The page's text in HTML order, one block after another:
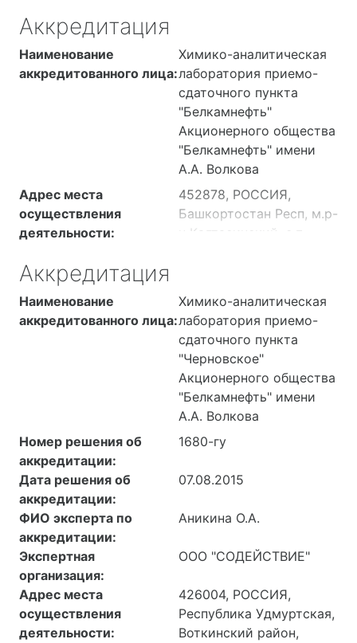
Пурга), здание 1,
лабораторно-
диспетчерский корпус
пункта сдачи нефти
Аккредитация
Наименование
аккредитованного лица:
Химико-аналитическая
лаборатория приемо-
сдаточного пункта
"Белкамнефть"
Акционерного общества
"Белкамнефть" имени
А.А. Волкова
Адрес места
осуществления
деятельности:
452878, РОССИЯ,
Башкортостан Респ, м.р-
н Калтасинский, с.п.
учета нефти №607,
здание лабораторно-
диспетчерского корпуса
Аккредитация
Наименование
аккредитованного лица:
Химико-аналитическая
лаборатория приемо-
сдаточного пункта
"Черновское"
Акционерного общества
"Белкамнефть" имени
А.А. Волкова
Номер решения об
аккредитации:
1680-гу
Дата решения об
аккредитации:
07.08.2015
ФИО эксперта по
аккредитации:
Аникина О.А.
Экспертная
организация:
ООО "СОДЕЙСТВИЕ"
Адрес места
осуществления
деятельности:
426004, РОССИЯ,
Республика Удмуртская,
Воткинский район,